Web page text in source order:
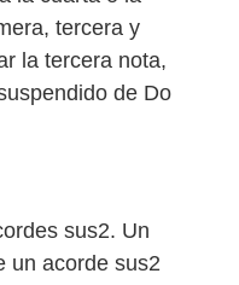
tercera y
la tercera nota,
de Do
sus2. Un
un acorde sus2